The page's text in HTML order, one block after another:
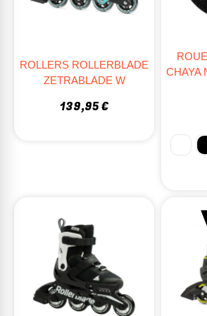
ROLLERS ROLLERBLADE
ZETRABLADE W
139,95 €
CHAYA